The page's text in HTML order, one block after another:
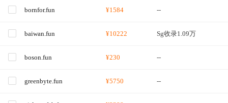
bornfor.fun ¥1584 --
baiwan.fun ¥10222 Sg收录1.09万
boson.fun ¥230 --
greenbyte.fun ¥5750 --